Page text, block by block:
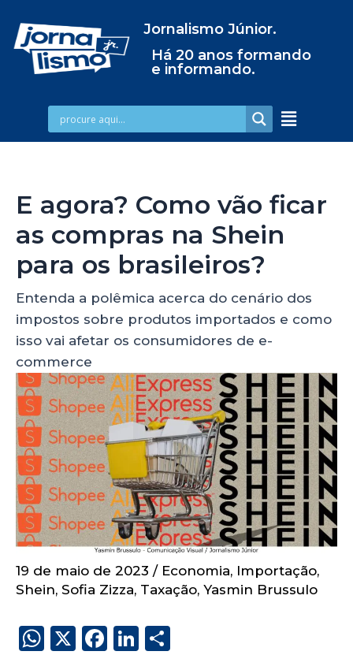
Jornalismo Júnior.
Há 20 anos formando
e informando.
E agora? Como vão ficar
as compras na Shein
para os brasileiros?
Entenda a polêmica acerca do cenário dos
impostos sobre produtos importados e como
isso vai afetar os consumidores de e-
commerce
19 de maio de 2023 / Economia, Importação,
Shein, Sofia Zizza, Taxação, Yasmin Brussulo
W X
F
Li